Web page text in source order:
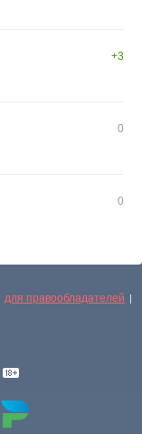
+3
0
0
для правообладателей |